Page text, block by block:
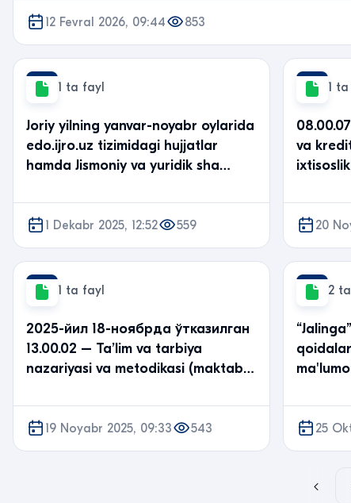
12 Fevral 2026, 09:44 853
1 ta fayl
Joriy yilning yanvar-noyabr oylarida
edo.ijro.uz tizimidagi hujjatlar
hamda Jismoniy va yuridik sha…
1 Dekabr 2025, 12:52 559
1
va
20
1 ta fayl
2025-йил 18-ноябрда ўтказилган
13.00.02 – Ta’lim va tarbiya
nazariyasi va metodikasi (maktab
19 Noyabr 2025, 09:33 543
2
25